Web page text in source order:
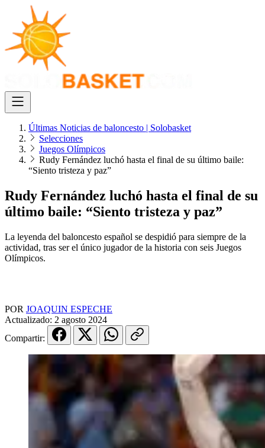
Últimas Noticias de baloncesto | Solobasket
Selecciones
Juegos Olímpicos
Rudy Fernández luchó hasta el final de su último baile:
“Siento tristeza y paz”
Rudy Fernández luchó hasta el final de su
último baile: “Siento tristeza y paz”
La leyenda del baloncesto español se despidió para siempre de la
actividad, tras ser el único jugador de la historia con seis Juegos
Olímpicos.
POR JOAQUIN ESPECHE
Actualizado: 2 agosto 2024
Compartir: